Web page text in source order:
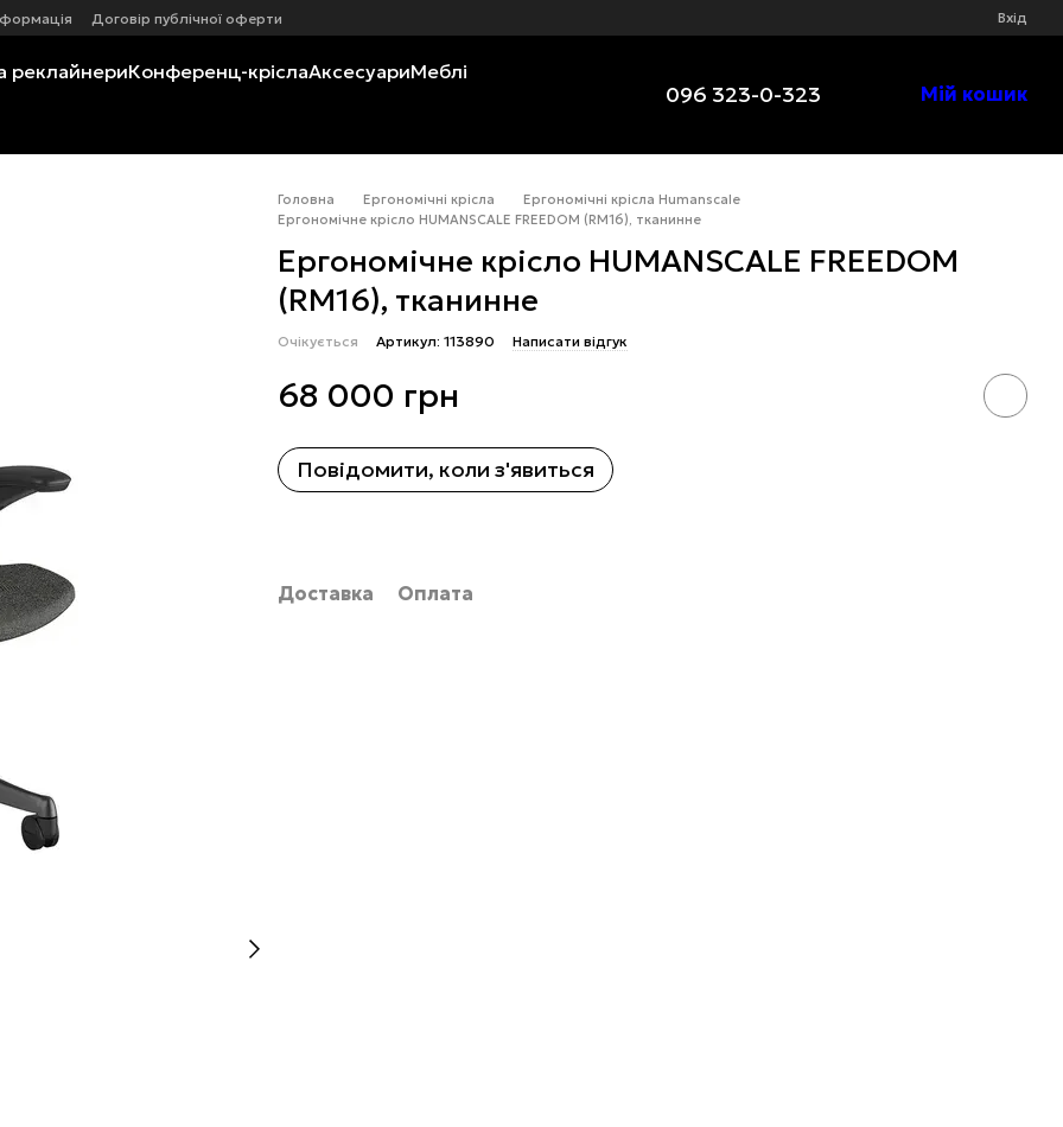
Договір публічної оферти Вхід
реклайнериКонференц-кріслаАксесуариМеблі
096 323-0-323 Мій кошик
Головна Ергономічні крісла
Ергономічні крісла Humanscale
Ергономічне крісло HUMANSCALE FREEDOM (RM16), тканинне
Ергономічне крісло HUMANSCALE FREEDOM
(RM16), тканинне
Очікується Артикул: 113890 Написати відгук
68 000 грн
Повідомити, коли з'явиться
Доставка Оплата